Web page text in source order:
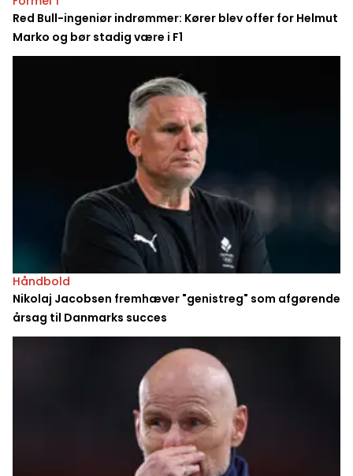
Red Bull-ingeniør indrømmer: Kører blev offer for Helmut
Marko og bør stadig være i F1
Håndbold
Nikolaj Jacobsen fremhæver "genistreg" som afgørende
årsag til Danmarks succes